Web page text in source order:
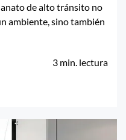
de alto tránsito no
ambiente, sino también
3 min. lectura